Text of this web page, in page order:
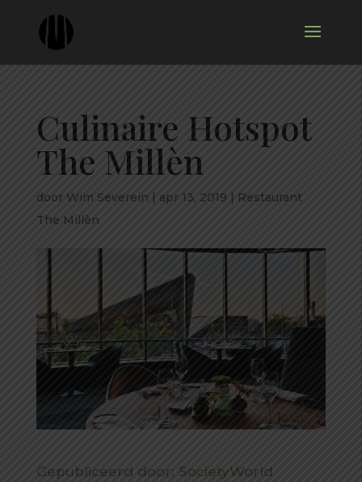
Culinaire Hotspot
The Millèn
door Wim Severein | apr 13, 2019 | Restaurant
The Millèn
Gepubliceerd door: SocietyWorld